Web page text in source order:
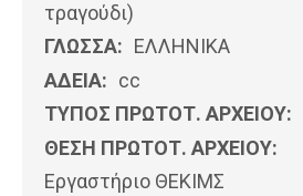
τραγούδι)
ΓΛΩΣΣΑ: ΕΛΛΗΝΙΚΆ
ΑΔΕΙΑ: cc
ΤΥΠΟΣ ΠΡΩΤΟΤ. ΑΡΧΕΙΟΥ:
ΘΕΣΗ ΠΡΩΤΟΤ. ΑΡΧΕΙΟΥ:
Εργαστήριο ΘΕΚΙΜΣ